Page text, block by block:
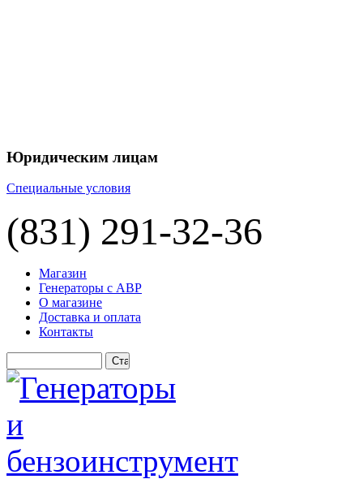
Юридическим лицам
Специальные условия
(831) 291-32-36
Магазин
Генераторы с АВР
О магазине
Доставка и оплата
Контакты